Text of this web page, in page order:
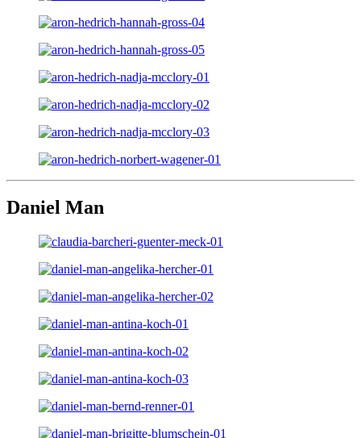
Daniel Man